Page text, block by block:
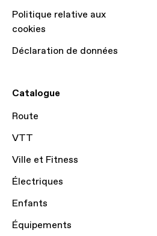
Politique relative aux
cookies
Déclaration de données
Catalogue
Route
VTT
Ville et Fitness
Électriques
Enfants
Équipements